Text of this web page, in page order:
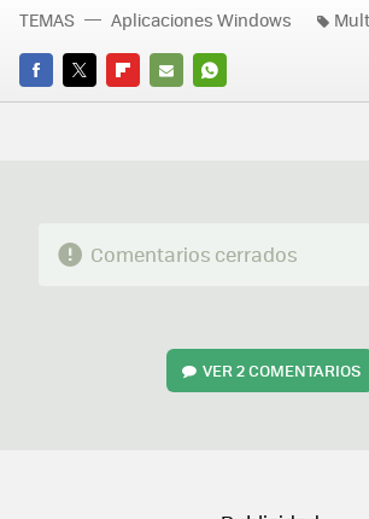
FACEBOOK
TWITTERFLIPBOARD
E-
WHATSAPP
TEMAS Aplicaciones Windows
Comentarios cerrados
VER2 COMENTARIOS